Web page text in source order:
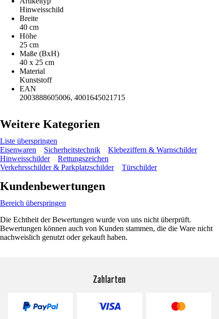
Hinweisschild
Breite
40 cm
Höhe
25 cm
Maße (BxH)
40 x 25 cm
Material
Kunststoff
EAN
2003888605006, 4001645021715
Weitere Kategorien
Liste überspringen
Eisenwaren
Sicherheitstechnik
Klebeziffern & Warnschilder
Hinweisschilder
Rettungszeichen
Verkehrsschilder & Parkplatzschilder
Türschilder
Kundenbewertungen
Bereich überspringen
Die Echtheit der Bewertungen wurde von uns nicht überprüft.
Bewertungen können auch von Kunden stammen, die die Ware nicht
nachweislich genutzt oder gekauft haben.
Zahlarten